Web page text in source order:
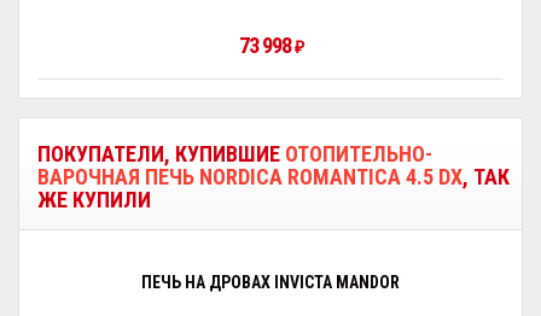
73 998₽
ПОКУПАТЕЛИ, КУПИВШИЕ ОТОПИТЕЛЬНО-
ВАРОЧНАЯ ПЕЧЬ NORDICA ROMANTICA 4.5 DX, ТАК
ЖЕ КУПИЛИ
ПЕЧЬ НА ДРОВАХ INVICTA MANDOR